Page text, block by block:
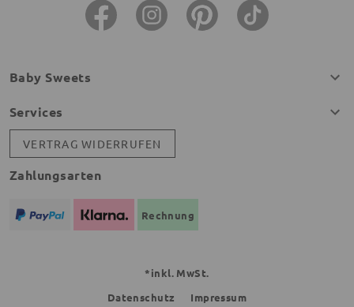
Baby Sweets
Services
VERTRAG WIDERRUFEN
Zahlungsarten
Rechnung
*inkl. MwSt.
Datenschutz
Impressum